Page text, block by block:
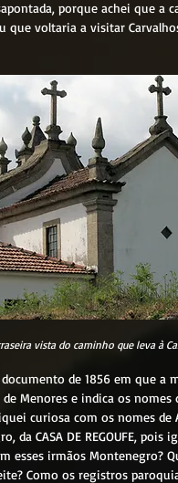
porque achei que a
que voltaria a visitar
vista do caminho que leva à
Menores e indica os nomes
curiosa com os nomes de
da CASA DE REGOUFE,
esses irmãos Montenegro?
Como os registros